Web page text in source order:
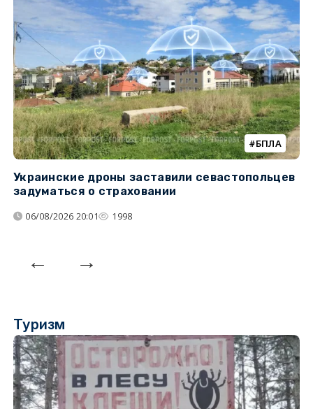
БПЛА
Украинские дроны заставили севастопольцев
задуматься о страховании
06/08/2026 20:01 1998
Туризм